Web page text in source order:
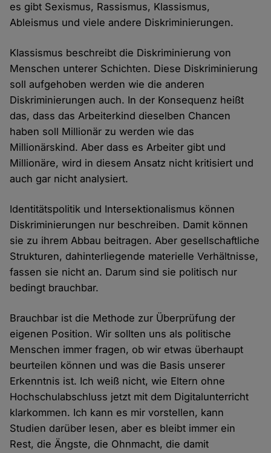
es gibt Sexismus, Rassismus, Klassismus,
Ableismus und viele andere Diskriminierungen.
Klassismus beschreibt die Diskriminierung von
Menschen unterer Schichten. Diese Diskriminierung
soll aufgehoben werden wie die anderen
Diskriminierungen auch. In der Konsequenz heißt
das, dass das Arbeiterkind dieselben Chancen
haben soll Millionär zu werden wie das
Millionärskind. Aber dass es Arbeiter gibt und
Millionäre, wird in diesem Ansatz nicht kritisiert und
auch gar nicht analysiert.
Identitätspolitik und Intersektionalismus können
Diskriminierungen nur beschreiben. Damit können
sie zu ihrem Abbau beitragen. Aber gesellschaftliche
Strukturen, dahinterliegende materielle Verhältnisse,
fassen sie nicht an. Darum sind sie politisch nur
bedingt brauchbar.
Brauchbar ist die Methode zur Überprüfung der
eigenen Position. Wir sollten uns als politische
Menschen immer fragen, ob wir etwas überhaupt
beurteilen können und was die Basis unserer
Erkenntnis ist. Ich weiß nicht, wie Eltern ohne
Hochschulabschluss jetzt mit dem Digitalunterricht
klarkommen. Ich kann es mir vorstellen, kann
Studien darüber lesen, aber es bleibt immer ein
Rest, die Ängste, die Ohnmacht, die damit